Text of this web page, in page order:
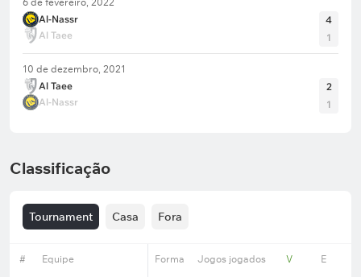
Al-Nassr
Al Taee
4
1
10 de dezembro, 2021
Al Taee
Al-Nassr
2
1
Classificação
Tournament Casa Fora
# Equipe Forma Jogos jogados V E